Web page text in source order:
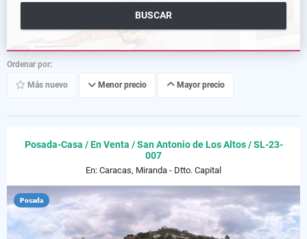
BUSCAR
Ordenar por:
Más nuevo Menor precio Mayor precio
Posada-Casa / En Venta / San Antonio de Los Altos / SL-23-
007
En: Caracas, Miranda - Dtto. Capital
Posada